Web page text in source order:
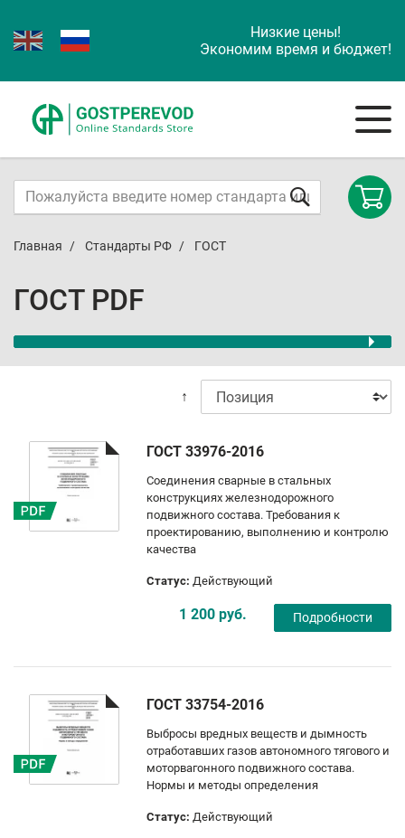
Низкие цены!
Экономим время и бюджет!
Главная Стандарты РФ ГОСТ
ГОСТ PDF
↑
ГОСТ 33976-2016
Соединения сварные в стальных
конструкциях железнодорожного
подвижного состава. Требования к
проектированию, выполнению и контролю
качества
Статус: Действующий
1 200 руб. Подробности
ГОСТ 33754-2016
Выбросы вредных веществ и дымность
отработавших газов автономного тягового и
моторвагонного подвижного состава.
Нормы и методы определения
Статус: Действующий